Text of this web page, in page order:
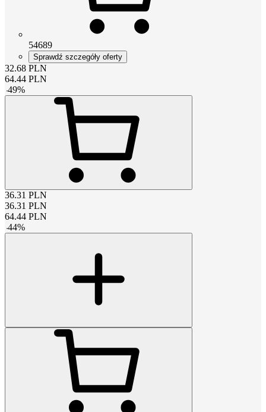
54689
Sprawdź szczegóły oferty
32.68 PLN
64.44 PLN
-49%
36.31 PLN
36.31 PLN
64.44 PLN
-44%